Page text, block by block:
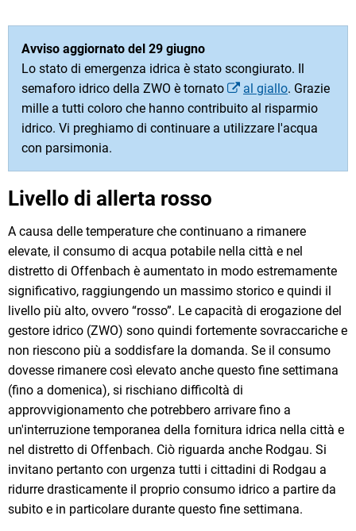
Avviso aggiornato del 29 giugno
Lo stato di emergenza idrica è stato scongiurato. Il
semaforo idrico della ZWO è tornato
al giallo. Grazie
mille a tutti coloro che hanno contribuito al risparmio
idrico. Vi preghiamo di continuare a utilizzare l'acqua
con parsimonia.
Livello di allerta rosso
A causa delle temperature che continuano a rimanere
elevate, il consumo di acqua potabile nella città e nel
distretto di Offenbach è aumentato in modo estremamente
significativo, raggiungendo un massimo storico e quindi il
livello più alto, ovvero “rosso”. Le capacità di erogazione del
gestore idrico (ZWO) sono quindi fortemente sovraccariche e
non riescono più a soddisfare la domanda. Se il consumo
dovesse rimanere così elevato anche questo fine settimana
(fino a domenica), si rischiano difficoltà di
approvvigionamento che potrebbero arrivare fino a
un'interruzione temporanea della fornitura idrica nella città e
nel distretto di Offenbach. Ciò riguarda anche Rodgau. Si
invitano pertanto con urgenza tutti i cittadini di Rodgau a
ridurre drasticamente il proprio consumo idrico a partire da
subito e in particolare durante questo fine settimana.